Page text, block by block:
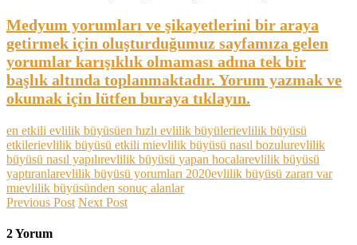
Medyum yorumları ve şikayetlerini bir araya
getirmek için oluşturduğumuz sayfamıza gelen
yorumlar karışıklık olmaması adına tek bir
başlık altında toplanmaktadır. Yorum yazmak ve
okumak için lütfen buraya tıklayın.
en etkili evlilik büyüsüen hızlı evlilik büyülerievlilik büyüsü
etkilerievlilik büyüsü etkili mievlilik büyüsü nasıl bozulurevlilik
büyüsü nasıl yapılırevlilik büyüsü yapan hocalarevlilik büyüsü
yaptıranlarevlilik büyüsü yorumları 2020evlilik büyüsü zararı var
mıevlilik büyüsünden sonuç alanlar
Previous Post Next Post
2 Yorum